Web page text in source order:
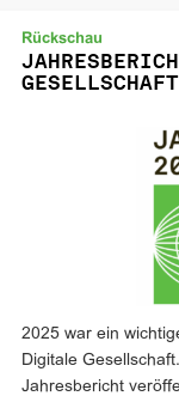
Rückschau
GESELLSCHAFT
2025 war ein
Digitale
Jahresbericht